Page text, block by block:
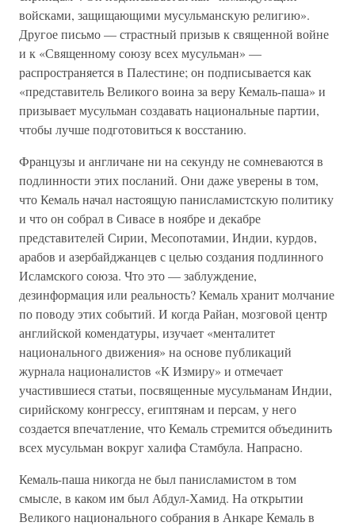
войсками, защищающими мусульманскую религию».
Другое письмо — страстный призыв к священной войне
и к «Священному союзу всех мусульман» —
распространяется в Палестине; он подписывается как
«представитель Великого воина за веру Кемаль-паша» и
призывает мусульман создавать национальные партии,
чтобы лучше подготовиться к восстанию.
Французы и англичане ни на секунду не сомневаются в
подлинности этих посланий. Они даже уверены в том,
что Кемаль начал настоящую панисламистскую политику
и что он собрал в Сивасе в ноябре и декабре
представителей Сирии, Месопотамии, Индии, курдов,
арабов и азербайджанцев с целью создания подлинного
Исламского союза. Что это — заблуждение,
дезинформация или реальность? Кемаль хранит молчание
по поводу этих событий. И когда Райан, мозговой центр
английской комендатуры, изучает «менталитет
национального движения» на основе публикаций
журнала националистов «К Измиру» и отмечает
участившиеся статьи, посвященные мусульманам Индии,
сирийскому конгрессу, египтянам и персам, у него
создается впечатление, что Кемаль стремится объединить
всех мусульман вокруг халифа Стамбула. Напрасно.
Кемаль-паша никогда не был панисламистом в том
смысле, в каком им был Абдул-Хамид. На открытии
Великого национального собрания в Анкаре Кемаль в